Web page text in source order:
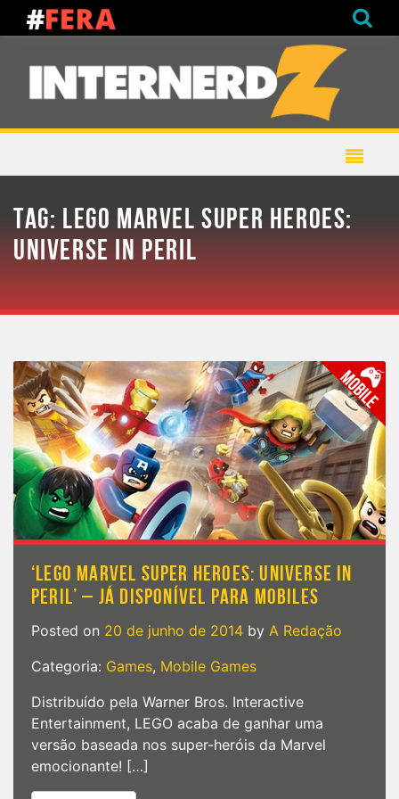
TAG: LEGO MARVEL SUPER HEROES:
UNIVERSE IN PERIL
‘LEGO MARVEL SUPER HEROES: UNIVERSE IN
PERIL’ – JÁ DISPONÍVEL PARA MOBILES
Posted on 20 de junho de 2014 by A Redação
Categoria: Games, Mobile Games
Distribuído pela Warner Bros. Interactive
Entertainment, LEGO acaba de ganhar uma
versão baseada nos super-heróis da Marvel
emocionante! […]